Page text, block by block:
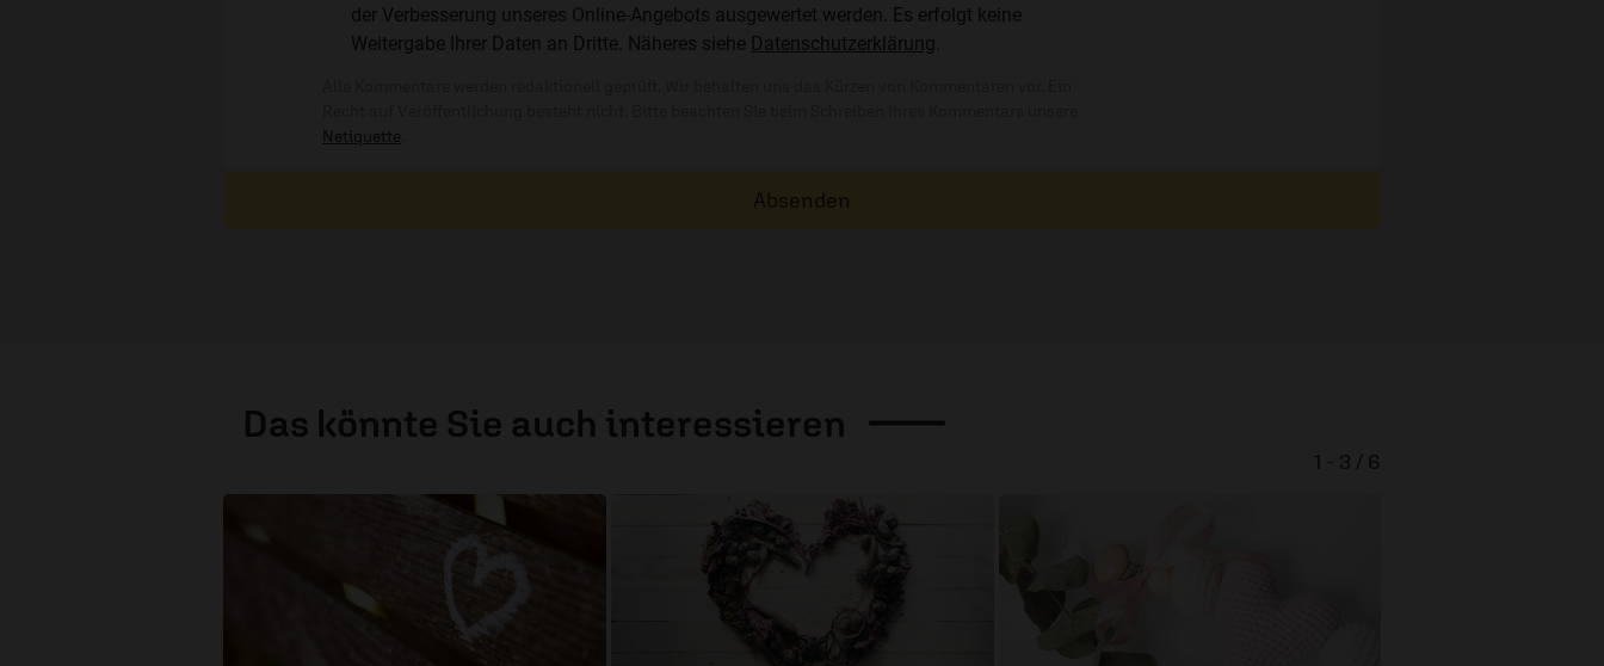
der Verbesserung unseres Online-Angebots ausgewertet werden. Es erfolgt keine
Weitergabe Ihrer Daten an Dritte. Näheres siehe Datenschutzerklärung
Netiquette
Absenden
Das könnte Sie auch interessieren
1 - 3 / 6